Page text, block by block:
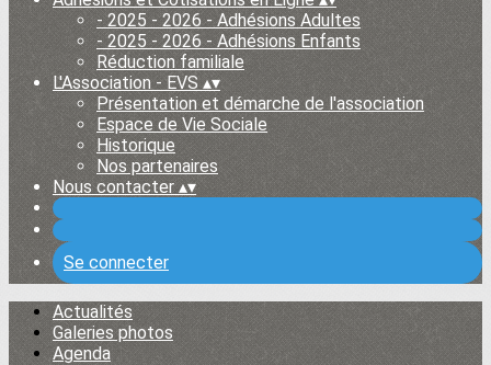
- 2025 - 2026 - Adhésions Adultes
- 2025 - 2026 - Adhésions Enfants
Réduction familiale
L'Association - EVS▴▾
Présentation et démarche de l'association
Espace de Vie Sociale
Historique
Nos partenaires
Nous contacter▴▾
Se connecter
Actualités
Galeries photos
Agenda